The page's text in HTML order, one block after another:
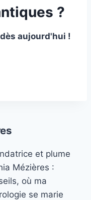
?
aujourd'hui !
et plume
Mézières :
où ma
se marie